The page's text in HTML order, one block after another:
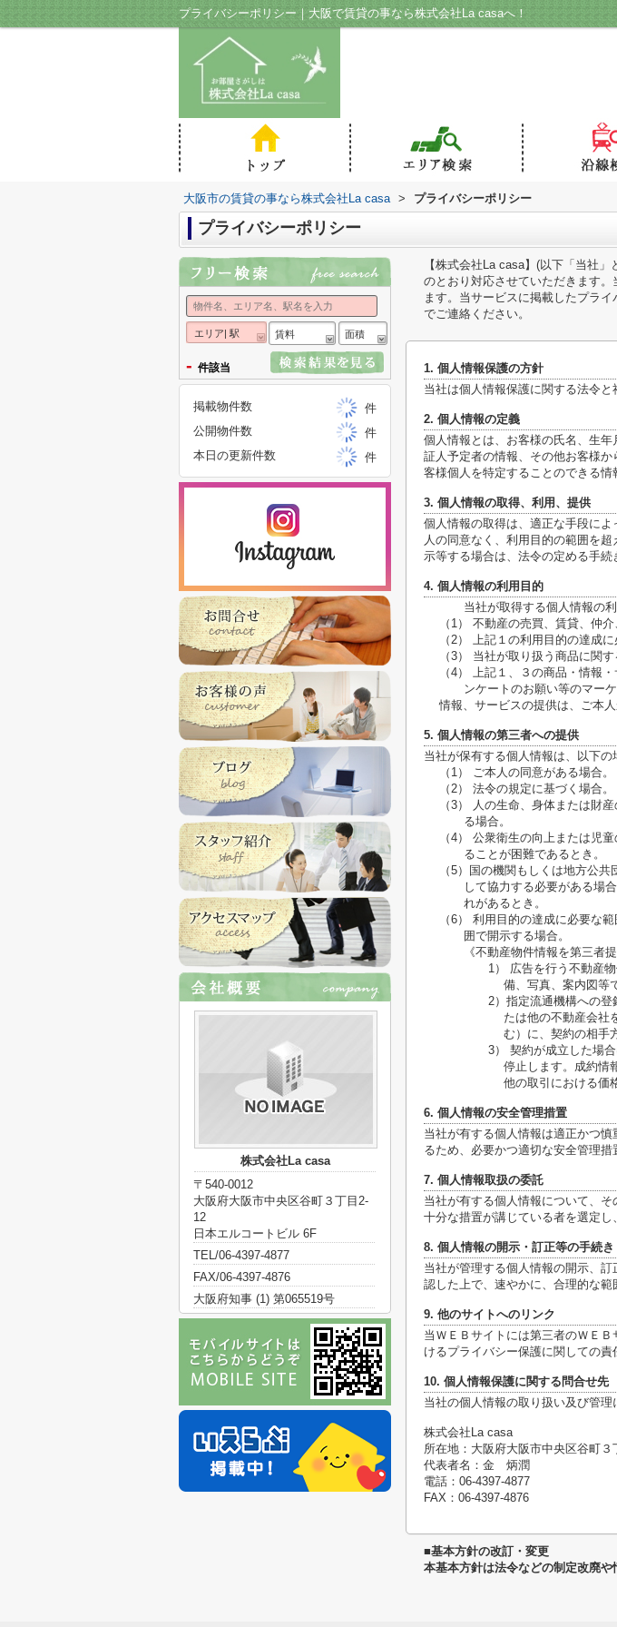
プライバシーポリシー｜大阪で賃貸の事なら株式会社La casaへ！
大阪市の賃貸の事なら株式会社La casa > プライバシーポリシー
プライバシーポリシー
【株式会社La casa】(以下「当社
のとおり対応させていただきます
ます。当サービスに掲載したプラ
でご連絡ください。
1. 個人情報保護の方針
当社は個人情報保護に関する法令
2. 個人情報の定義
個人情報とは、お客様の氏名、生
証人予定者の情報、その他お客様
客様個人を特定することのできる情
3. 個人情報の取得、利用、提供
個人情報の取得は、適正な手段に
人の同意なく、利用目的の範囲を
示等する場合は、法令の定める手続
4. 個人情報の利用目的
当社が取得する個人情報の
（1） 不動産の売買、賃貸、仲
（2） 上記１の利用目的の達成
（3） 当社が取り扱う商品に関
（4） 上記１、３の商品・情報
ンケートのお願い等のマー
情報、サービスの提供は、ご本
5. 個人情報の第三者への提供
当社が保有する個人情報は、以下の
（1） ご本人の同意がある場合。
（2） 法令の規定に基づく場合。
（3） 人の生命、身体または財
る場合。
（4） 公衆衛生の向上または児
ることが困難であるとき。
（5）国の機関もしくは地方公
して協力する必要がある場
れがあるとき。
（6） 利用目的の達成に必要な
囲で開示する場合。
《不動産物件情報を第三者
1） 広告を行う不動産
備、写真、案内図等
2）指定流通機構への登
たは他の不動産会社
む）に、契約の相手
3） 契約が成立した場
停止します。成約情
他の取引における価
6. 個人情報の安全管理措置
当社が有する個人情報は適正かつ
るため、必要かつ適切な安全管理措
7. 個人情報取扱の委託
当社が有する個人情報について、
十分な措置が講じている者を選定し
8. 個人情報の開示・訂正等の手続き
当社が管理する個人情報の開示、
認した上で、速やかに、合理的な範
9. 他のサイトへのリンク
当ＷＥＢサイトには第三者のＷＥ
けるプライバシー保護に関しての責
10. 個人情報保護に関する問合せ先
当社の個人情報の取り扱い及び管理
株式会社La casa
所在地：大阪府大阪市中央区谷町３
代表者名：金 炳潤
電話：06-4397-4877
FAX：06-4397-4876
■基本方針の改訂・変更
本基本方針は法令などの制定改廃や
エリア| 駅 賃料 面積
- 件該当
掲載物件数
件
公開物件数
件
本日の更新件数
件
株式会社La casa
〒540-0012
大阪府大阪市中央区谷町３丁目2-
12
日本エルコートビル 6F
TEL/06-4397-4877
FAX/06-4397-4876
大阪府知事 (1) 第065519号